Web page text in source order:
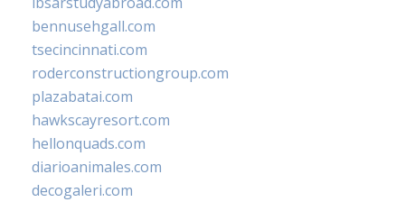
bennusehgall.com
tsecincinnati.com
roderconstructiongroup.com
plazabatai.com
hawkscayresort.com
hellonquads.com
diarioanimales.com
decogaleri.com